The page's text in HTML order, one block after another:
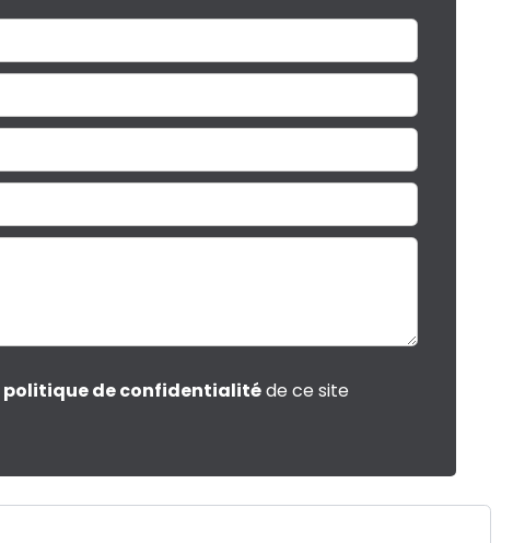
politique de confidentialitéde ce site